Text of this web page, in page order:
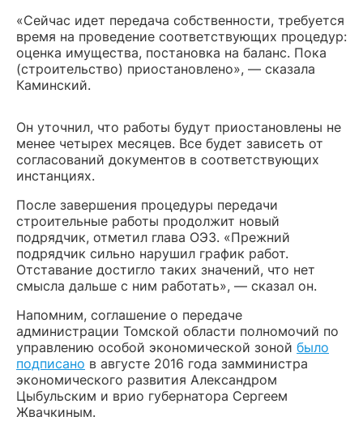
«Сейчас идет передача собственности, требуется
время на проведение соответствующих процедур:
оценка имущества, постановка на баланс. Пока
(строительство) приостановлено», — сказала
Каминский.
Он уточнил, что работы будут приостановлены не
менее четырех месяцев. Все будет зависеть от
согласований документов в соответствующих
инстанциях.
После завершения процедуры передачи
строительные работы продолжит новый
подрядчик, отметил глава ОЭЗ. «Прежний
подрядчик сильно нарушил график работ.
Отставание достигло таких значений, что нет
смысла дальше с ним работать», — сказал он.
Напомним, соглашение о передаче
администрации Томской области полномочий по
управлению особой экономической зоной было
подписано в августе 2016 года замминистра
экономического развития Александром
Цыбульским и врио губернатора Сергеем
Жвачкиным.